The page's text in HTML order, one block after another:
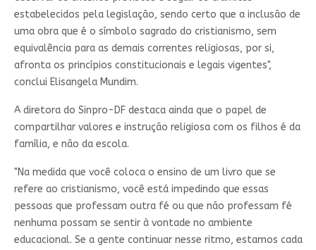
estabelecidos pela legislação, sendo certo que a inclusão de
uma obra que é o símbolo sagrado do cristianismo, sem
equivalência para as demais correntes religiosas, por si,
afronta os princípios constitucionais e legais vigentes",
conclui Elisangela Mundim.
A diretora do Sinpro-DF destaca ainda que o papel de
compartilhar valores e instrução religiosa com os filhos é da
família, e não da escola.
"Na medida que você coloca o ensino de um livro que se
refere ao cristianismo, você está impedindo que essas
pessoas que professam outra fé ou que não professam fé
nenhuma possam se sentir à vontade no ambiente
educacional. Se a gente continuar nesse ritmo, estamos cada